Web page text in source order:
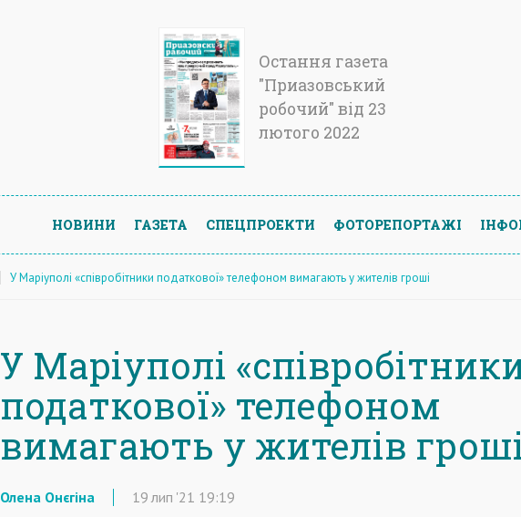
Остання газета
"Приазовський
робочий" від 23
лютого 2022
НОВИНИ ГАЗЕТА СПЕЦПРОЕКТИ ФОТОРЕПОРТАЖІ
У Маріуполі «співробітники податкової» телефоном вимагають у жителів гроші
У Маріуполі
податкової» телефоном
вимагають у жителів
Олена Онєгіна 19 лип '21 19:19